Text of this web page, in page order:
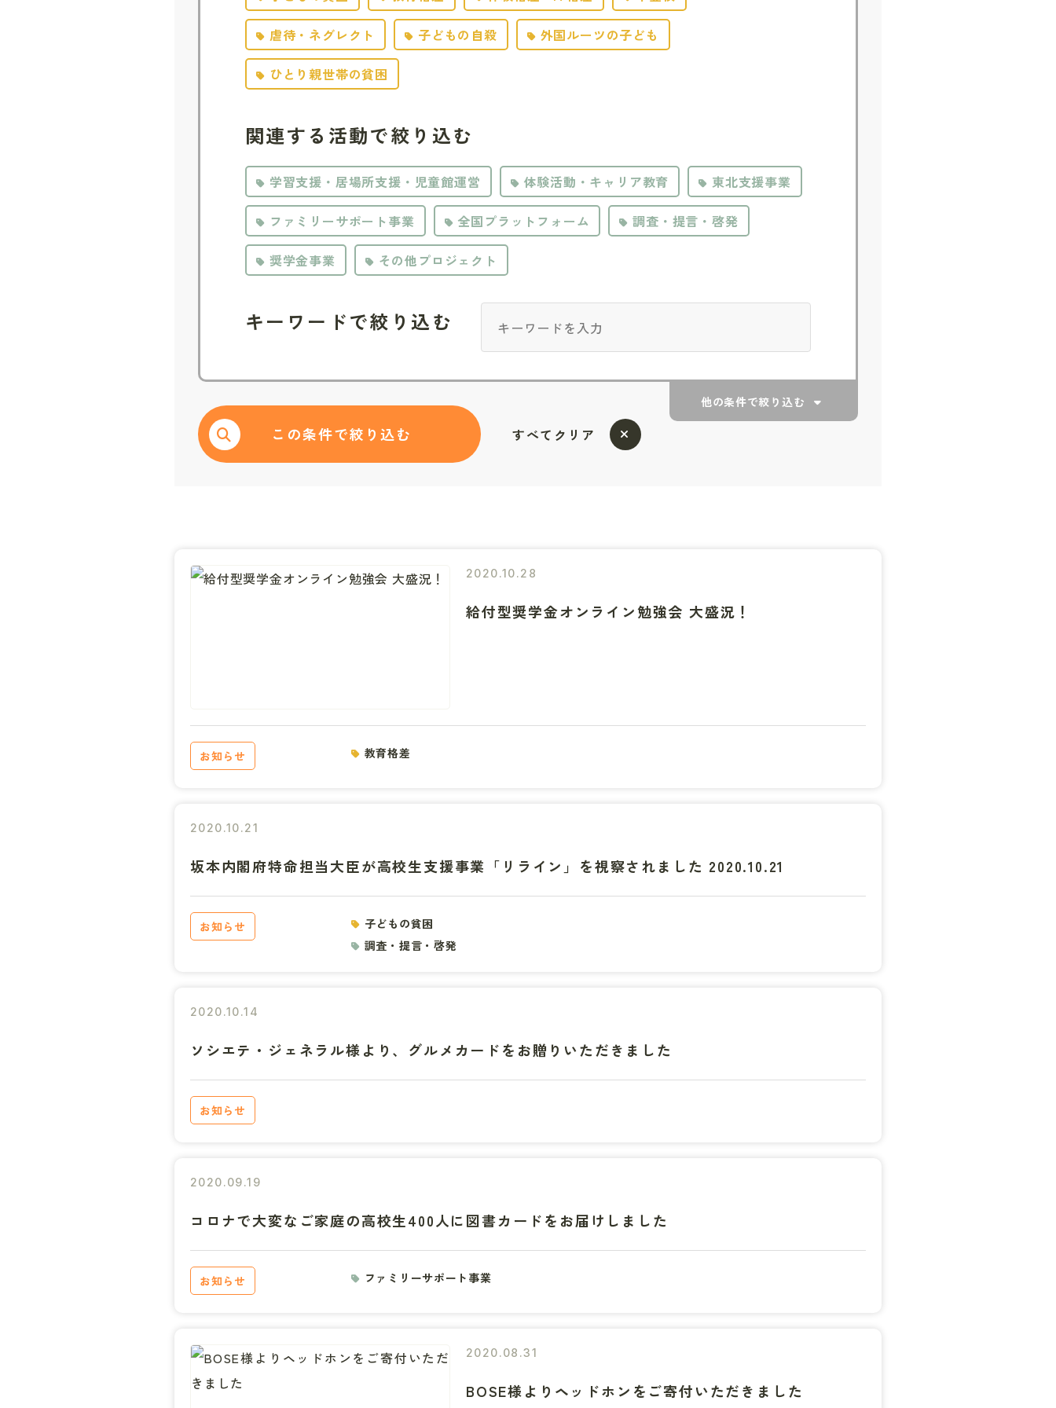
他の条件で絞り込む
虐待・ネグレクト 子どもの自殺 外国ルーツの子ども
ひとり親世帯の貧困
関連する活動で絞り込む
学習支援・居場所支援・児童館運営 体験活動・キャリア教育 東北支援事業
ファミリーサポート事業 全国プラットフォーム 調査・提言・啓発
奨学金事業 その他プロジェクト
キーワードで絞り込む
この条件で絞り込む すべてクリア
2020.10.28
給付型奨学金オンライン勉強会 大盛況！
お知らせ 教育格差
2020.10.21
坂本内閣府特命担当大臣が高校生支援事業「リライン」を視察されました 2020.10.21
お知らせ
子どもの貧困
調査・提言・啓発
2020.10.14
ソシエテ・ジェネラル様より、グルメカードをお贈りいただきました
お知らせ
2020.09.19
コロナで大変なご家庭の高校生400人に図書カードをお届けしました
お知らせ ファミリーサポート事業
2020.08.31
BOSE様よりヘッドホンをご寄付いただきました